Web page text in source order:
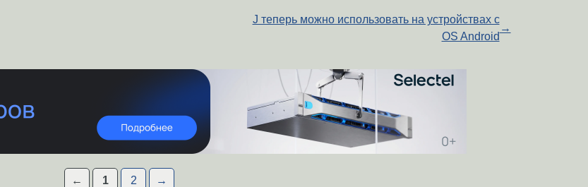
J теперь можно использовать на устройствах с
OS Android
→
← 1 2 →